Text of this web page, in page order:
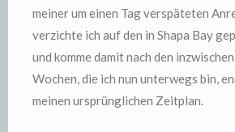
meiner um einen Tag verspäteten
verzichte ich auf den in Shapa Bay
und komme damit nach den
Wochen, die ich nun unterwegs bin,
meinen ursprünglichen Zeitplan.